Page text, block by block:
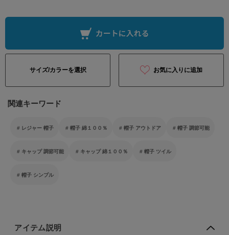
サイズ/カラーを選択 お気に入りに追加
関連キーワード
レジャー 帽子 帽子 綿１００％ 帽子 アウトドア 帽子 調節可能
キャップ 調節可能 キャップ 綿１００％ 帽子 ツイル
帽子 シンプル
アイテム説明